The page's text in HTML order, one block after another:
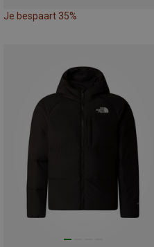
Je bespaart 35%